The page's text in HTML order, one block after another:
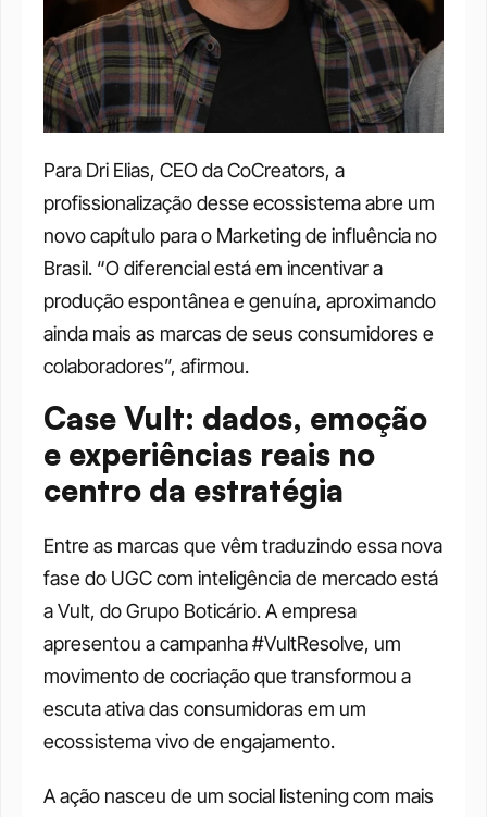
Para Dri Elias, CEO da CoCreators, a
profissionalização desse ecossistema abre um
novo capítulo para o Marketing de influência no
Brasil. “O diferencial está em incentivar a
produção espontânea e genuína, aproximando
ainda mais as marcas de seus consumidores e
colaboradores”, afirmou.
Case Vult: dados, emoção
e experiências reais no
centro da estratégia
Entre as marcas que vêm traduzindo essa nova
fase do UGC com inteligência de mercado está
a Vult, do Grupo Boticário. A empresa
apresentou a campanha #VultResolve, um
movimento de cocriação que transformou a
escuta ativa das consumidoras em um
ecossistema vivo de engajamento.
A ação nasceu de um social listening com mais